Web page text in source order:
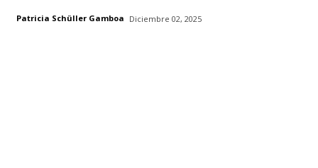
Patricia Schüller Gamboa Diciembre 02, 2025